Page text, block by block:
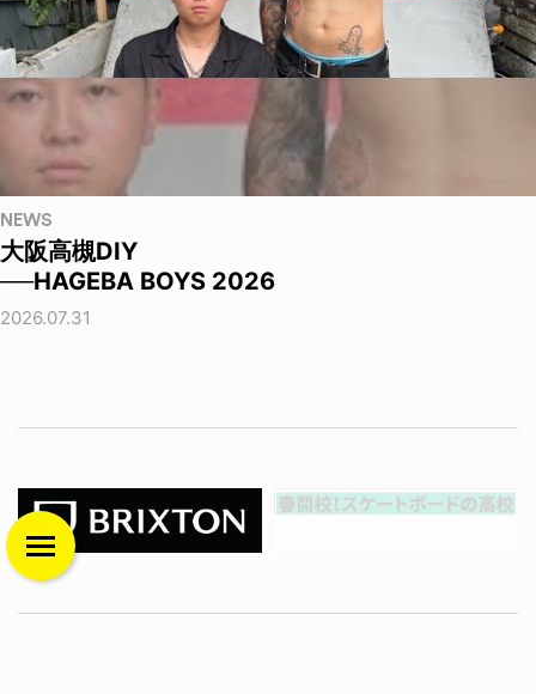
NEWS
大阪高槻DIY
──HAGEBA BOYS 2026
2026.07.31